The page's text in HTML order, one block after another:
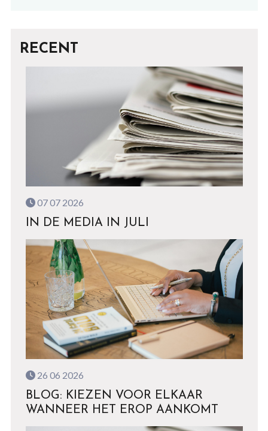
RECENT
07 07 2026
IN DE MEDIA IN JULI
26 06 2026
BLOG: KIEZEN VOOR ELKAAR
WANNEER HET EROP AANKOMT